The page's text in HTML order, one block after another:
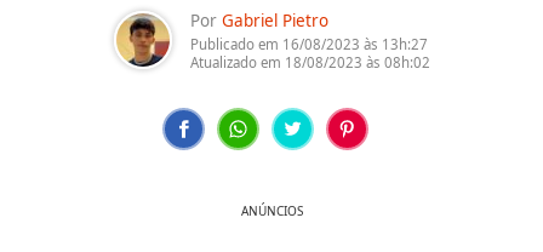
Por Gabriel Pietro
Publicado em 16/08/2023 às 13h:27
Atualizado em 18/08/2023 às 08h:02
ANÚNCIOS